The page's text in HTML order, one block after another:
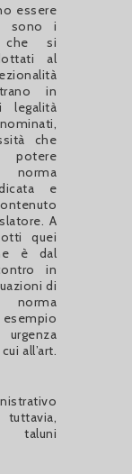
essere
sono i
che si
al
in
legalità
che
potere
norma
e
A
quei
è dal
in
di
norma
all’art.
taluni